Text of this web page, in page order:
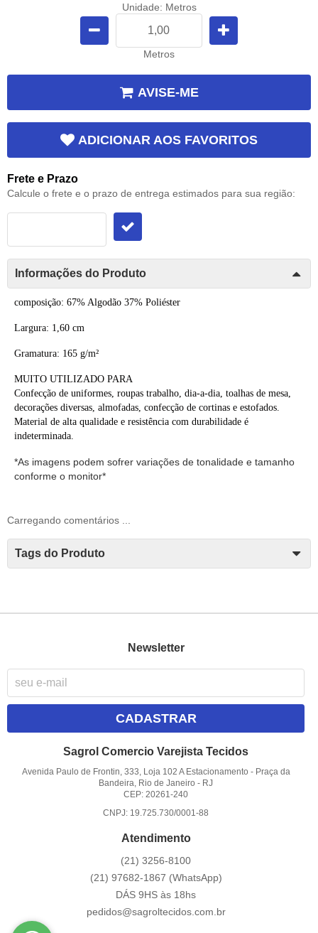
Unidade: Metros
Metros
AVISE-ME
ADICIONAR AOS FAVORITOS
Frete e Prazo
Calcule o frete e o prazo de entrega estimados para sua região:
Informações do Produto
composição: 67% Algodão 37% Poliéster
Largura: 1,60 cm
Gramatura: 165 g/m²
MUITO UTILIZADO PARA
Confecção de uniformes, roupas trabalho, dia-a-dia, toalhas de mesa,
decorações diversas, almofadas, confecção de cortinas e estofados.
Material de alta qualidade e resistência com durabilidade é
indeterminada.
*As imagens podem sofrer variações de tonalidade e tamanho
conforme o monitor*
Carregando comentários ...
Tags do Produto
Newsletter
CADASTRAR
Sagrol Comercio Varejista Tecidos
Avenida Paulo de Frontin, 333, Loja 102 A Estacionamento - Praça da
Bandeira, Rio de Janeiro - RJ
CEP: 20261-240
CNPJ: 19.725.730/0001-88
Atendimento
(21) 3256-8100
(21) 97682-1867 (WhatsApp)
DÁS 9HS às 18hs
pedidos@sagroltecidos.com.br